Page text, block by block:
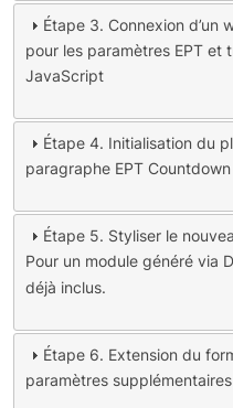
Étape 3. Connexion d’un
pour les paramètres EPT et
JavaScript
Étape 4. Initialisation du
paragraphe EPT Countdown
Étape 5. Styliser le
Pour un module généré via
déjà inclus.
Étape 6. Extension du
paramètres